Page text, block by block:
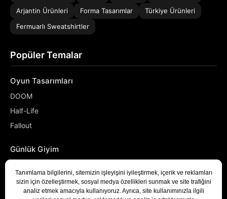
Arjantin Ürünleri
Forma Tasarımlar
Türkiye Ürünleri
Fermuarlı Sweatshirtler
Popüler Temalar
Oyun Tasarımları
DOOM
Half-Life
Fallout
Günlük Giyim
Denizci
Developer